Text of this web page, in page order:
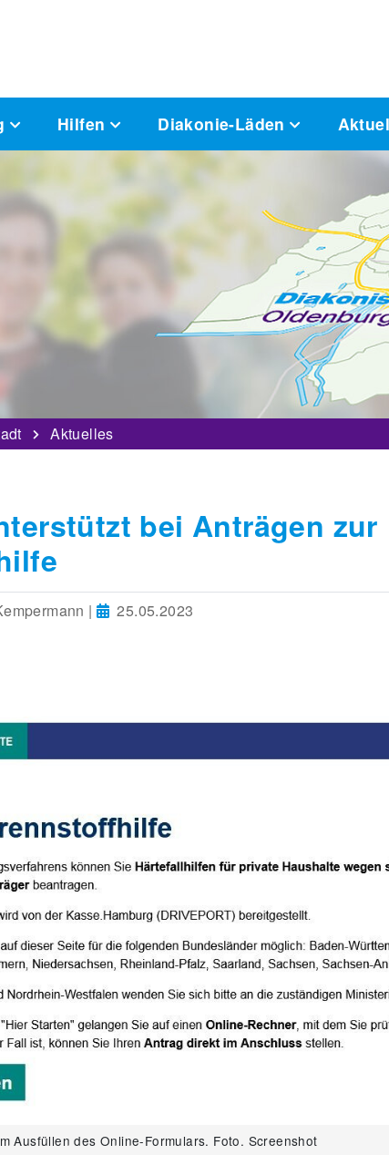
Hilfen Diakonie-Läden
Aktuelles
bei Anträgen zur
| 25.05.2023
Ausfüllen des Online-Formulars. Foto. Screenshot